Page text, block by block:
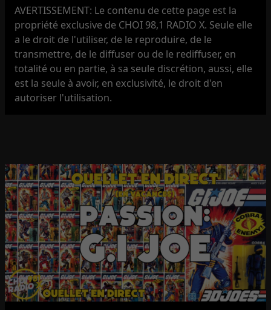
AVERTISSEMENT: Le contenu de cette page est la
propriété exclusive de CHOI 98,1 RADIO X. Seule elle
a le droit de l'utiliser, de le reproduire, de le
transmettre, de le diffuser ou de le rediffuser, en
totalité ou en partie, à sa seule discrétion, aussi, elle
est la seule à avoir, en exclusivité, le droit d'en
autoriser l'utilisation.